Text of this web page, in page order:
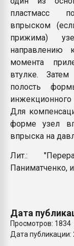
пластмасс
впрыском
прижима)
направлению
момента
втулке.
полость
инжекционного
Для
форме узел
впрыска на
Лит.:
Паниматченко,
Дата
Просмотров: 1834
Дата публикации: